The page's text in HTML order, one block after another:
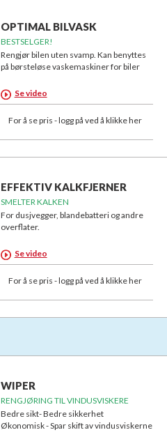
OPTIMAL BILVASK
BESTSELGER!
Rengjør bilen uten svamp. Kan benyttes
på børsteløse vaskemaskiner for biler
Se video
For å se pris - logg på ved å klikke her
EFFEKTIV KALKFJERNER
SMELTER KALKEN
For dusjvegger, blandebatteri og andre
overflater.
Se video
For å se pris - logg på ved å klikke her
WIPER
RENGJØRING TIL VINDUSVISKERE
Bedre sikt- Bedre sikkerhet
Økonomisk - Spar skift av vindusviskerne